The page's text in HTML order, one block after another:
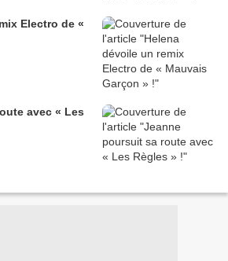
Electro de «
avec « Les